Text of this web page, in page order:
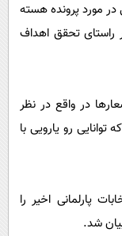
در مورد پرونده هسته
راستای تحقق اهداف
در واقع در نظر
رو یارویی با
پارلمانی اخیر را
شد.